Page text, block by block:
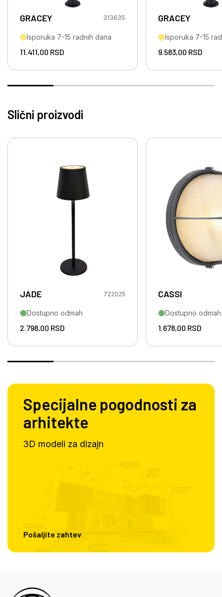
GRACEY 31363S
Isporuka 7-15 radnih dana
11.411,00 RSD
GRACEY
Isporuka 7-15
9.583,00 RSD
Slični proizvodi
JADE 722025
Dostupno odmah
2.798,00 RSD
CASSI
Dostupno odmah
1.678,00 RSD
Specijalne pogodnosti za
arhitekte
3D modeli za dizajn
Pošaljite zahtev